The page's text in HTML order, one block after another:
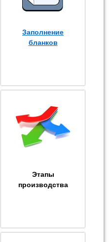
Заполнение
бланков
Этапы
производства